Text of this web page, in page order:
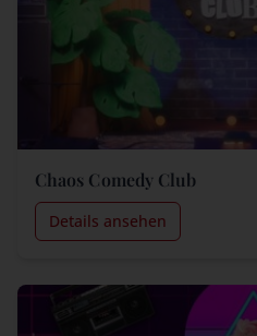
Chaos Comedy Club
Details ansehen